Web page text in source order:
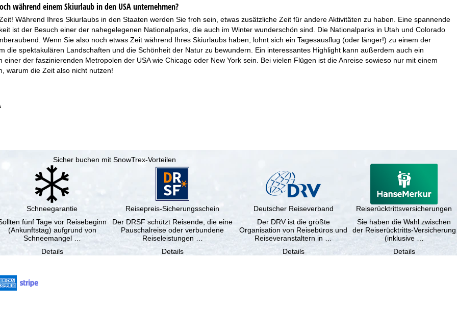
während einem Skiurlaub in den USA unternehmen?
Während Ihres Skiurlaubs in den Staaten werden Sie froh sein, etwas zusätzliche Zeit für andere Aktivitäten zu haben. Eine spannende
ist der Besuch einer der nahegelegenen Nationalparks, die auch im Winter wunderschön sind. Die Nationalparks in Utah und Colorado
Wenn Sie also noch etwas Zeit während Ihres Skiurlaubs haben, lohnt sich ein Tagesausflug (oder länger!) zu einem der
die spektakulären Landschaften und die Schönheit der Natur zu bewundern. Ein interessantes Highlight kann außerdem auch ein
einer der faszinierenden Metropolen der USA wie Chicago oder New York sein. Bei vielen Flügen ist die Anreise sowieso nur mit einem
warum die Zeit also nicht nutzen!
Sicher buchen mit SnowTrex-Vorteilen
Schneegarantie
fünf Tage vor Reisebeginn
(Ankunftstag) aufgrund von
Schneemangel …
Details
Reisepreis-Sicherungsschein
Der DRSF schützt Reisende, die eine
Pauschalreise oder verbundene
Reiseleistungen …
Details
Deutscher Reiseverband
Der DRV ist die größte
Organisation von Reisebüros und
Reiseveranstaltern in …
Details
Reiserücktrittsversicherungen
Sie haben die Wahl zwischen
der Reiserücktritts-Versicherung
(inklusive …
Details